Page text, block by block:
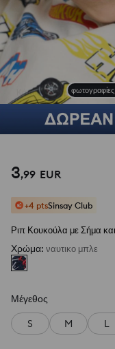
φωτογραφίες
3,99 EUR
+4 ptsSinsay Club
Ριπ Κουκούλα με Σήμα
Χρώμα: ναυτικο μπλε
Μέγεθος
S M L